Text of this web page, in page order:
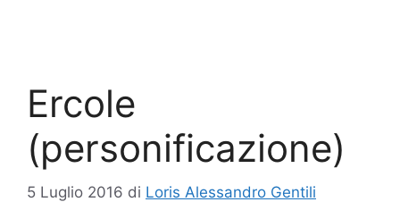
Ercole
(personificazione)
5 Luglio 2016 di Loris Alessandro Gentili